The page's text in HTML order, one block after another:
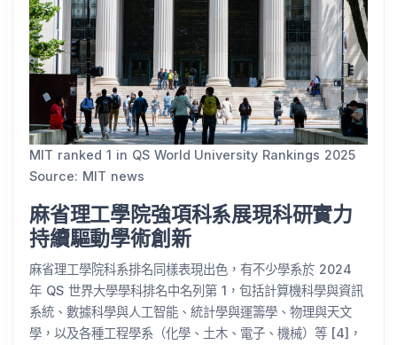
MIT ranked 1 in QS World University Rankings 2025
Source: MIT news
麻省理工學院強項科系展現科研實力
持續驅動學術創新
麻省理工學院科系排名同樣表現出色，有不少學系於 2024
年 QS 世界大學學科排名中名列第 1，包括計算機科學與資訊
系統、數據科學與人工智能、統計學與運籌學、物理與天文
學，以及各種工程學系（化學、土木、電子、機械）等 [4]，